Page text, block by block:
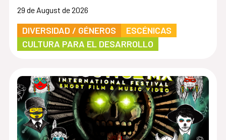
29 de August de 2026
DIVERSIDAD / GÉNEROS
ESCÉNICAS
CULTURA PARA EL DESARROLLO